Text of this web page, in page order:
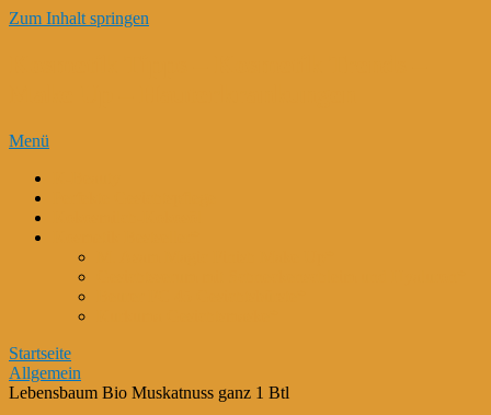
Zum Inhalt springen
Menü
Startseite
Allgemein
Lebensbaum Bio Muskatnuss ganz 1 Btl